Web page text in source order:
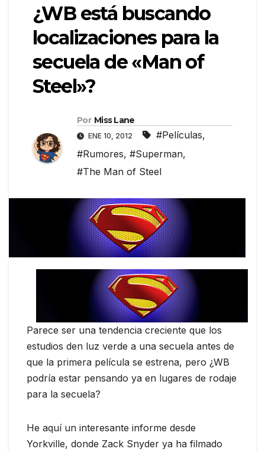
¿WB está buscando
localizaciones para la
secuela de «Man of
Steel»?
Por Miss Lane
ENE 10, 2012 #Películas,
#Rumores, #Superman,
#The Man of Steel
Parece ser una tendencia creciente que los
estudios den luz verde a una secuela antes de
que la primera película se estrena, pero ¿WB
podría estar pensando ya en lugares de rodaje
para la secuela?
He aquí un interesante informe desde
Yorkville, donde Zack Snyder ya ha filmado